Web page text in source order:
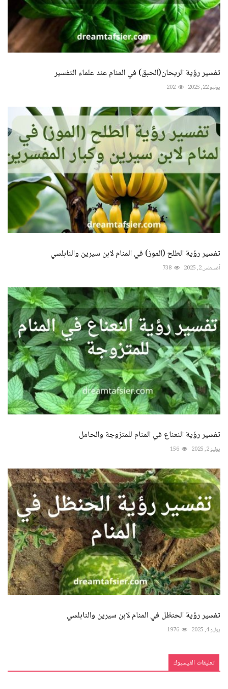
تفسير رؤية الريحان(الحبق) في المنام عند علماء التفسير
يونيو 22, 2025 202
تفسير رؤية الطلح (الموز) في المنام لابن سيرين والنابلسي
أغسطس 2, 2025 738
تفسير رؤية النعناع في المنام للمتزوجة والحامل
يوليو 2, 2025 156
تفسير رؤية الحنظل في المنام لابن سيرين والنابلسي
يوليو 4, 2025 1976
تعليقات الفيسبوك